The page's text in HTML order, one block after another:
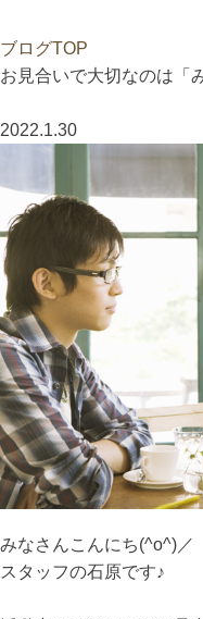
ブログTOP
お見合いで大切なのは「
2022.1.30
みなさんこんにち(^o^)／
スタッフの石原です♪